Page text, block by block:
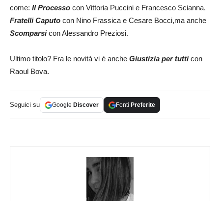
come: Il Processo con Vittoria Puccini e Francesco Scianna,
Fratelli Caputo con Nino Frassica e Cesare Bocci,ma anche
Scomparsi con Alessandro Preziosi.
Ultimo titolo? Fra le novità vi è anche Giustizia per tutticon
Raoul Bova.
Seguici su Google Discover Fonti Preferite